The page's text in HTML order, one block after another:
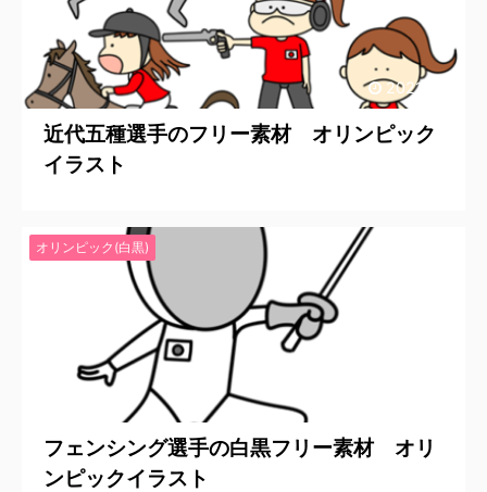
2021/7/6
近代五種選手のフリー素材 オリンピック
イラスト
オリンピック(白黒)
フェンシング選手の白黒フリー素材 オリ
ンピックイラスト